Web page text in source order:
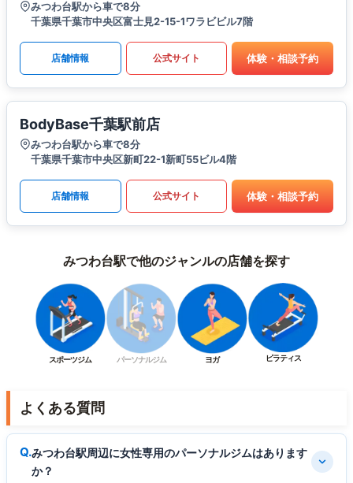
みつわ台駅から車で8分
千葉県千葉市中央区富士見2-15-1ワラビビル7階
店舗情報 公式サイト 体験・相談予約
BodyBase千葉駅前店
みつわ台駅から車で8分
千葉県千葉市中央区新町22-1新町55ビル4階
店舗情報 公式サイト 体験・相談予約
みつわ台駅で他のジャンルの店舗を探す
スポーツジム パーソナルジム ヨガ ピラティス
よくある質問
みつわ台駅周辺に女性専用のパーソナルジムはあります
か？